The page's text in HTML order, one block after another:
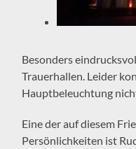
Besonders
Trauerhallen. Leider
Hauptbeleuchtung
Eine der auf diesem
Persönlichkeiten ist